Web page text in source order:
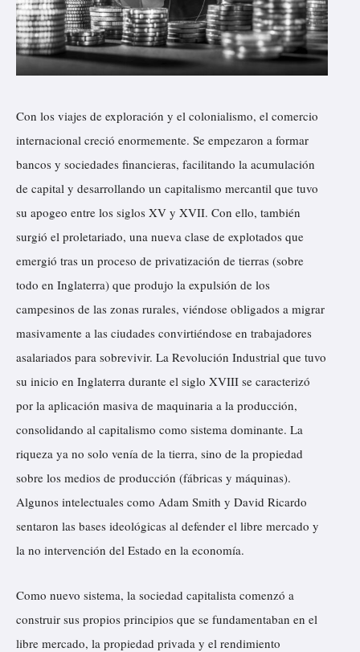
Con los viajes de exploración y el colonialismo, el comercio
internacional creció enormemente. Se empezaron a formar
bancos y sociedades financieras, facilitando la acumulación
de capital y desarrollando un capitalismo mercantil que tuvo
su apogeo entre los siglos XV y XVII. Con ello, también
surgió el proletariado, una nueva clase de explotados que
emergió tras un proceso de privatización de tierras (sobre
todo en Inglaterra) que produjo la expulsión de los
campesinos de las zonas rurales, viéndose obligados a migrar
masivamente a las ciudades convirtiéndose en trabajadores
asalariados para sobrevivir. La Revolución Industrial que tuvo
su inicio en Inglaterra durante el siglo XVIII se caracterizó
por la aplicación masiva de maquinaria a la producción,
consolidando al capitalismo como sistema dominante. La
riqueza ya no solo venía de la tierra, sino de la propiedad
sobre los medios de producción (fábricas y máquinas).
Algunos intelectuales como Adam Smith y David Ricardo
sentaron las bases ideológicas al defender el libre mercado y
la no intervención del Estado en la economía.
Como nuevo sistema, la sociedad capitalista comenzó a
construir sus propios principios que se fundamentaban en el
libre mercado, la propiedad privada y el rendimiento